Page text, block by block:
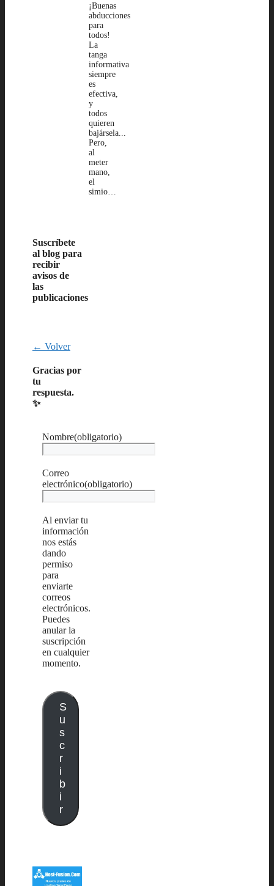
¡Buenas
abducciones
para
todos!
La
tanga
informativa
siempre
es
efectiva,
y
todos
quieren
bajársela...
Pero,
al
meter
mano,
el
simio…
Suscríbete
al blog para
recibir
avisos de
las
publicaciones
← Volver
Gracias por
tu
respuesta.
✨
Nombre(obligatorio)
Correo
electrónico(obligatorio)
Al enviar tu
información
nos estás
dando
permiso
para
enviarte
correos
electrónicos.
Puedes
anular la
suscripción
en cualquier
momento.
S
u
s
c
r
i
b
i
r